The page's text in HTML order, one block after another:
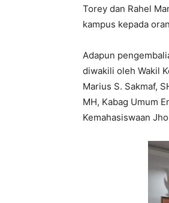
Torey dan Rahel
kampus kepada
Adapun
diwakili oleh Wakil
Marius S. Sakmaf,
MH, Kabag Umum
Kemahasiswaan